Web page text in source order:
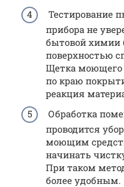
Тестирование
прибора не
бытовой химии
поверхностью
Щетка моющего
по краю
реакция
Обработка
проводится
моющим
начинать
При таком
более удобным.